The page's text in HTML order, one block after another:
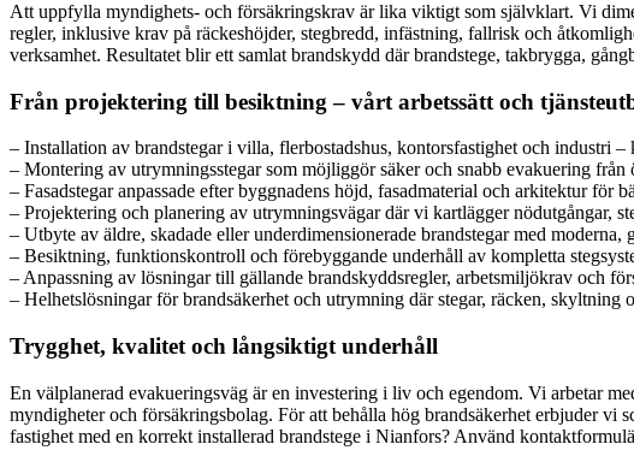
Att uppfylla myndighets- och försäkringskrav är lika viktigt som självklart. Vi
regler, inklusive krav på räckeshöjder, stegbredd, infästning, fallrisk och
verksamhet. Resultatet blir ett samlat brandskydd där brandstege, takbrygga,
Från projektering till besiktning – vårt arbetssätt och
– Installation av brandstegar i villa, flerbostadshus, kontorsfastighet och industri
– Montering av utrymningsstegar som möjliggör säker och snabb evakuering från
– Fasadstegar anpassade efter byggnadens höjd, fasadmaterial och arkitektur för
– Projektering och planering av utrymningsvägar där vi kartlägger nödutgångar,
– Utbyte av äldre, skadade eller underdimensionerade brandstegar med moderna,
– Besiktning, funktionskontroll och förebyggande underhåll av kompletta
– Anpassning av lösningar till gällande brandskyddsregler, arbetsmiljökrav och
– Helhetslösningar för brandsäkerhet och utrymning där stegar, räcken, skyltning
Trygghet, kvalitet och långsiktigt underhåll
En välplanerad evakueringsväg är en investering i liv och egendom. Vi arbetar
myndigheter och försäkringsbolag. För att behålla hög brandsäkerhet erbjuder
fastighet med en korrekt installerad brandstege i Nianfors? Använd